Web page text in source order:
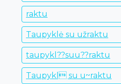
raktu
Taupyklė su užraktu
taupykl??suu??raktu
Taupykl su u~raktu